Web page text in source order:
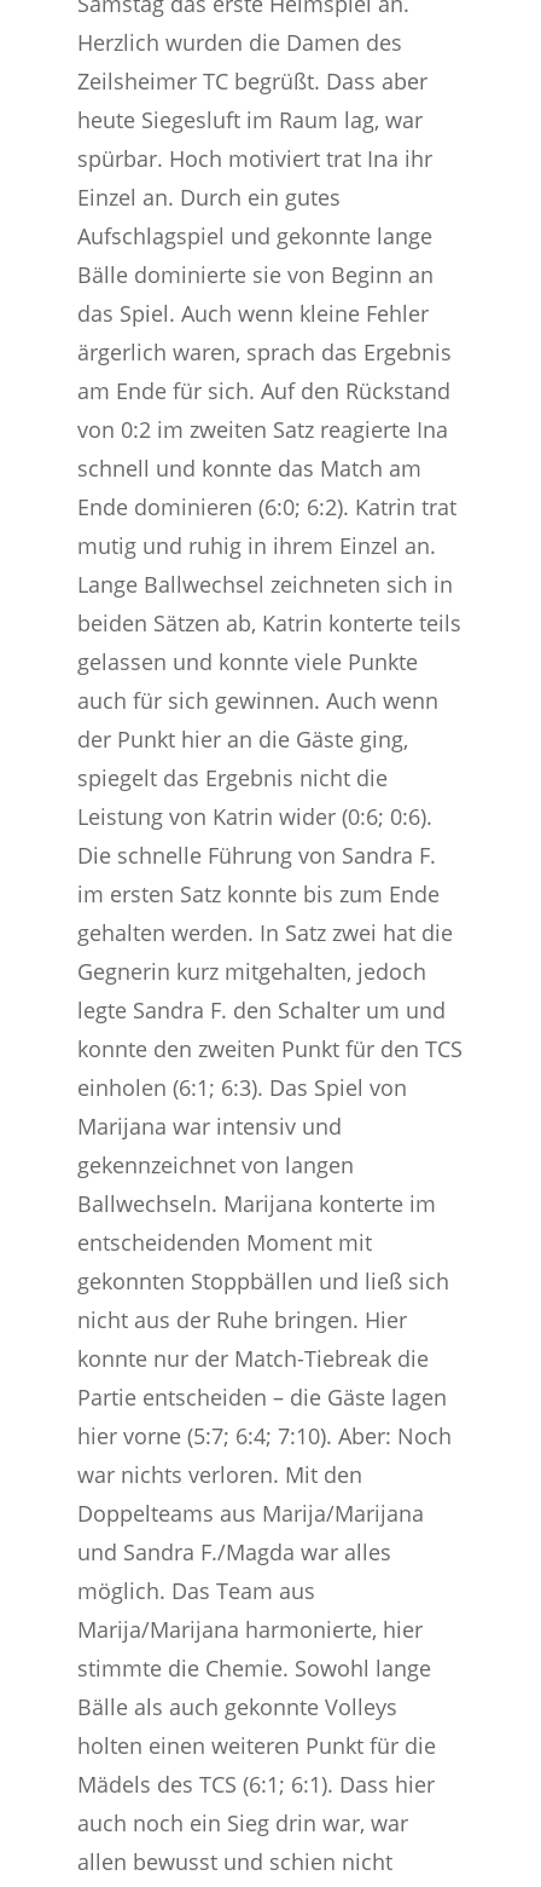
Herzlich wurden die Damen des
Zeilsheimer TC begrüßt. Dass aber
heute Siegesluft im Raum lag, war
spürbar. Hoch motiviert trat Ina ihr
Einzel an. Durch ein gutes
Aufschlagspiel und gekonnte lange
Bälle dominierte sie von Beginn an
das Spiel. Auch wenn kleine Fehler
ärgerlich waren, sprach das Ergebnis
am Ende für sich. Auf den Rückstand
von 0:2 im zweiten Satz reagierte Ina
schnell und konnte das Match am
Ende dominieren (6:0; 6:2). Katrin trat
mutig und ruhig in ihrem Einzel an.
Lange Ballwechsel zeichneten sich in
beiden Sätzen ab, Katrin konterte teils
gelassen und konnte viele Punkte
auch für sich gewinnen. Auch wenn
der Punkt hier an die Gäste ging,
spiegelt das Ergebnis nicht die
Leistung von Katrin wider (0:6; 0:6).
Die schnelle Führung von Sandra F.
im ersten Satz konnte bis zum Ende
gehalten werden. In Satz zwei hat die
Gegnerin kurz mitgehalten, jedoch
legte Sandra F. den Schalter um und
konnte den zweiten Punkt für den TCS
einholen (6:1; 6:3). Das Spiel von
Marijana war intensiv und
gekennzeichnet von langen
Ballwechseln. Marijana konterte im
entscheidenden Moment mit
gekonnten Stoppbällen und ließ sich
nicht aus der Ruhe bringen. Hier
konnte nur der Match-Tiebreak die
Partie entscheiden – die Gäste lagen
hier vorne (5:7; 6:4; 7:10). Aber: Noch
war nichts verloren. Mit den
Doppelteams aus Marija/Marijana
und Sandra F./Magda war alles
möglich. Das Team aus
Marija/Marijana harmonierte, hier
stimmte die Chemie. Sowohl lange
Bälle als auch gekonnte Volleys
holten einen weiteren Punkt für die
Mädels des TCS (6:1; 6:1). Dass hier
auch noch ein Sieg drin war, war
allen bewusst und schien nicht